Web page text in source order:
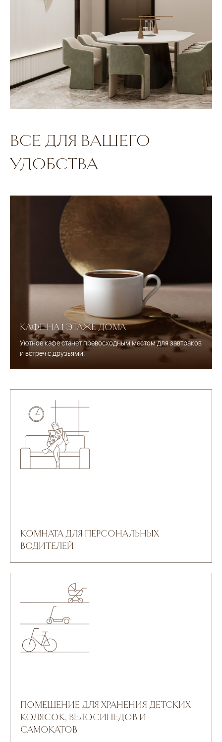
ВСЕ ДЛЯ ВАШЕГО
УДОБСТВА
КАФЕ НА 1 ЭТАЖЕ ДОМА
Уютное кафе станет превосходным местом для завтраков
и встреч с друзьями.
КОМНАТА ДЛЯ ПЕРСОНАЛЬНЫХ
ВОДИТЕЛЕЙ
ПОМЕЩЕНИЕ ДЛЯ ХРАНЕНИЯ ДЕТСКИХ
КОЛЯСОК, ВЕЛОСИПЕДОВ И
САМОКАТОВ